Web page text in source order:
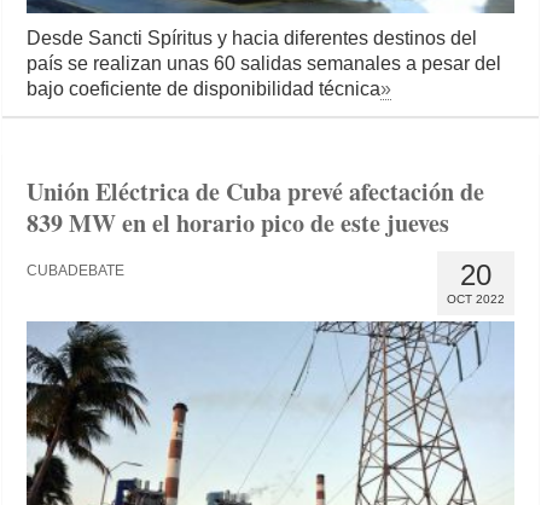
Desde Sancti Spíritus y hacia diferentes destinos del
país se realizan unas 60 salidas semanales a pesar del
bajo coeficiente de disponibilidad técnica»
Unión Eléctrica de Cuba prevé afectación de
839 MW en el horario pico de este jueves
20
OCT 2022
CUBADEBATE